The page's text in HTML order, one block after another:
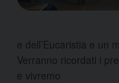
e dell’Eucaristia e un
Verranno ricordati i
e vivremo